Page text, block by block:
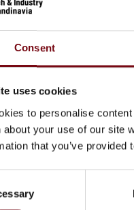
Consent
uses cookies
to personalise
about your use of our site
that you’ve